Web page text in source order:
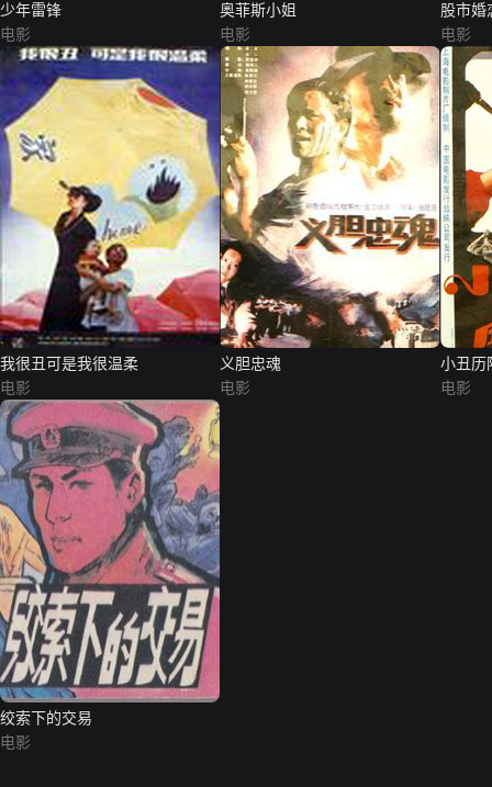
少年雷锋
电影
奥菲斯小姐
电影
股市婚
电影
我很丑可是我很温柔
电影
义胆忠魂
电影
小丑历
电影
绞索下的交易
电影